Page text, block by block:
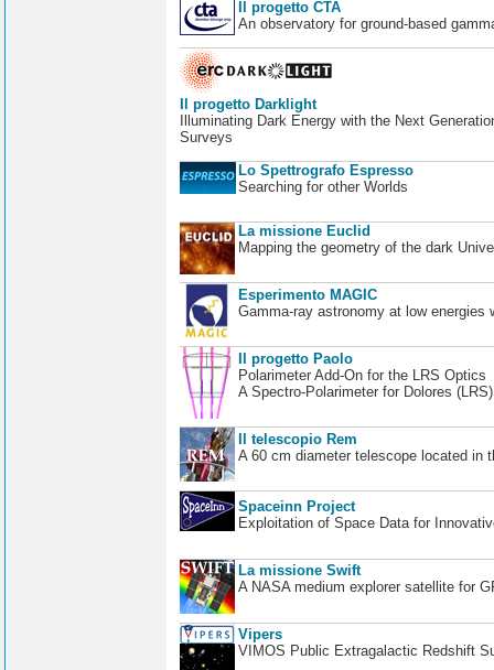
Il progetto CTA
An observatory for ground-based
Il progetto Darklight
Illuminating Dark Energy with the Next
Surveys
Lo Spettrografo Espresso
Searching for other Worlds
La missione Euclid
Mapping the geometry of the dark
Esperimento MAGIC
Gamma-ray astronomy at low energies
Il progetto Paolo
Polarimeter Add-On for the LRS Optics
A Spectro-Polarimeter for Dolores
Il telescopio Rem
A 60 cm diameter telescope located in
Spaceinn Project
Exploitation of Space Data for
La missione Swift
A NASA medium explorer satellite for
Vipers
VIMOS Public Extragalactic Redshift